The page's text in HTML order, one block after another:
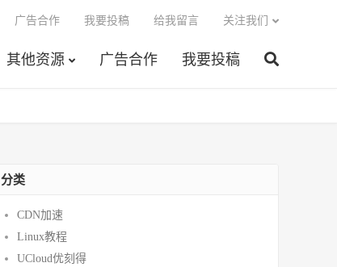
其他资源 广告合作 我要投稿
广告合作 我要投稿 给我留言 关注我们
分类
CDN加速
Linux教程
UCloud优刻得